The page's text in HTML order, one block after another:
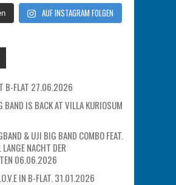
AUF INSTAGRAM FOLGEN
B-FLAT 27.06.2026
BAND IS BACK AT VILLA KURIOSUM
& UJI BIG BAND COMBO FEAT.
NACHT DER
06.06.2026
IN B-FLAT. 31.01.2026